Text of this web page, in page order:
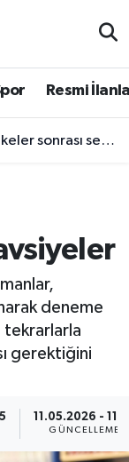
Resmi
sert açıklamalar
deneme
tekrarlarla
gerektiğini
11.05.2026 -
GÜNCELLEME